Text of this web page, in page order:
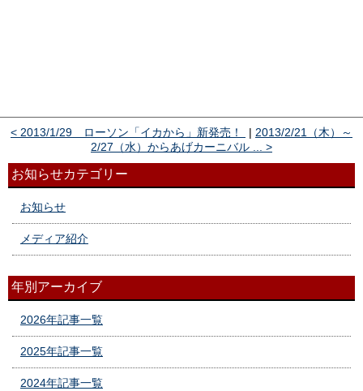
< 2013/1/29 ローソン「イカから」新発売！ | 2013/2/21（木）～
2/27（水）からあげカーニバル ... >
お知らせカテゴリー
お知らせ
メディア紹介
年別アーカイブ
2026年記事一覧
2025年記事一覧
2024年記事一覧